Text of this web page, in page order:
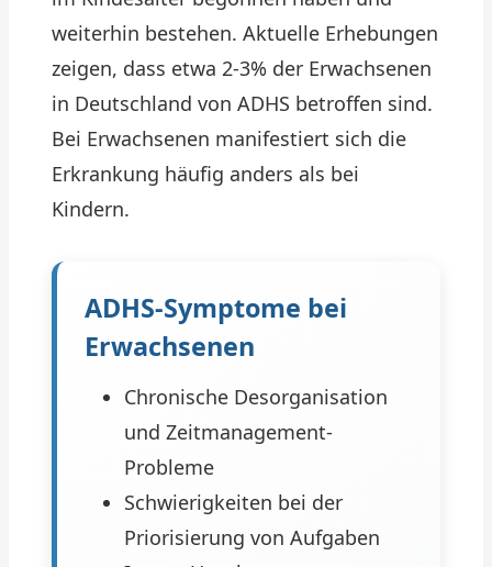
weiterhin bestehen. Aktuelle Erhebungen
zeigen, dass etwa 2-3% der Erwachsenen
in Deutschland von ADHS betroffen sind.
Bei Erwachsenen manifestiert sich die
Erkrankung häufig anders als bei
Kindern.
ADHS-Symptome bei
Erwachsenen
Chronische Desorganisation
und Zeitmanagement-
Probleme
Schwierigkeiten bei der
Priorisierung von Aufgaben